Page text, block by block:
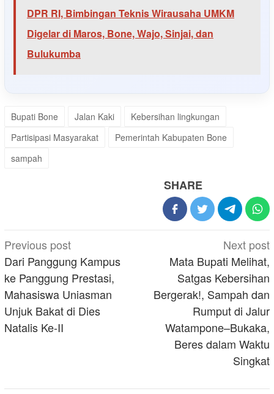
DPR RI, Bimbingan Teknis Wirausaha UMKM
Digelar di Maros, Bone, Wajo, Sinjai, dan
Bulukumba
Bupati Bone Jalan Kaki
Kebersihan lingkungan
Partisipasi Masyarakat
Pemerintah Kabupaten Bone
sampah
SHARE
Post
navigation
Previous post
Dari Panggung Kampus
ke Panggung Prestasi,
Mahasiswa Uniasman
Unjuk Bakat di Dies
Natalis Ke-II
Next post
Mata Bupati Melihat,
Satgas Kebersihan
Bergerak!, Sampah dan
Rumput di Jalur
Watampone–Bukaka,
Beres dalam Waktu
Singkat